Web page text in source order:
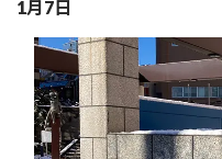
1月7日